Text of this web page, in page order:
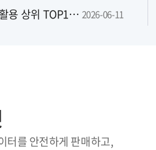
공공데이터 활용 상위 TOP10(2026년 5월) 2026-06-11
터를 안전하게 판매하고,